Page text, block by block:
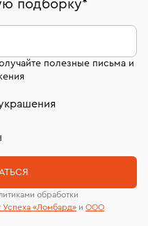
возврата
смотрите на
геммологических
подборку*
полезные письма и
обработки
«Ломбард» и ООО